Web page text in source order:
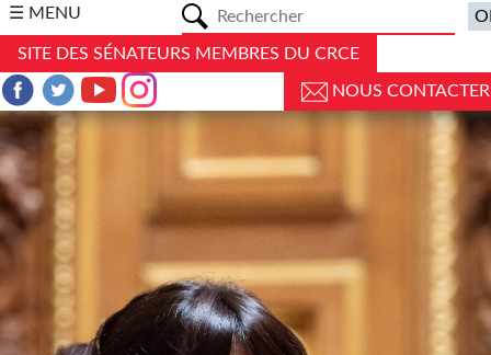
☰ MENU
SITE DES SÉNATEURS MEMBRES DU CRCE
NOUS CONTACTER